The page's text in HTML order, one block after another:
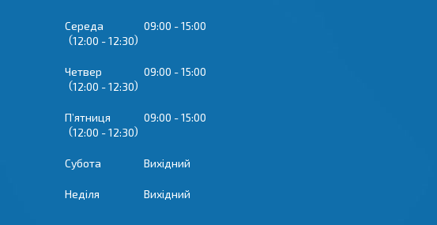
Середа 09:00
15:00
12:00
12:30
Четвер 09:00
15:00
12:00
12:30
Пʼятниця 09:00
15:00
12:00
12:30
Субота Вихідний
Неділя Вихідний